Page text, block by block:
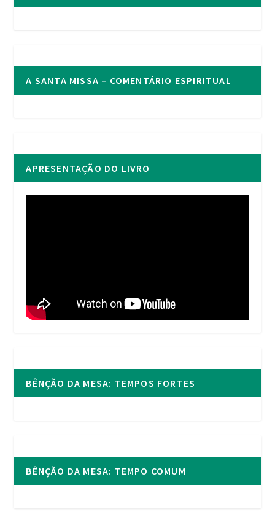
A SANTA MISSA – COMENTÁRIO ESPIRITUAL
APRESENTAÇÃO DO LIVRO
BÊNÇÃO DA MESA: TEMPOS FORTES
BÊNÇÃO DA MESA: TEMPO COMUM